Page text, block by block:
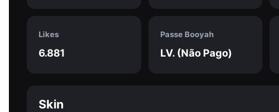
Likes
6.881
Passe Booyah
LV. (Não Pago)
Skin